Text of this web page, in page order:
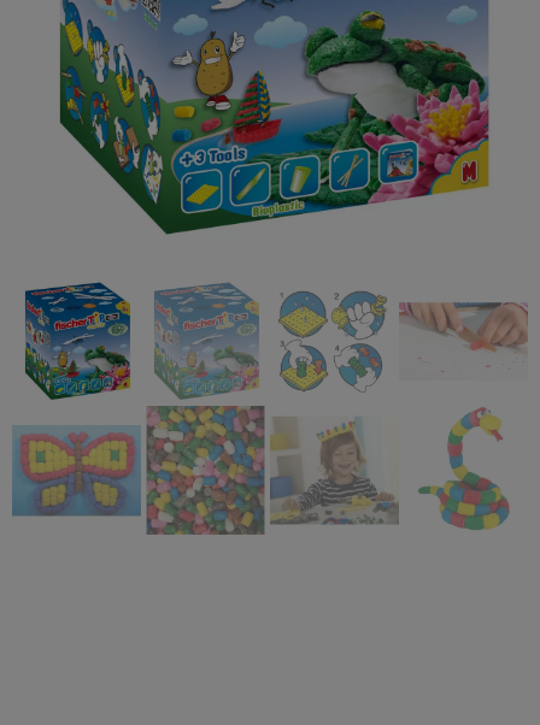
AcceptAdvertisement
cookies to view the
content.